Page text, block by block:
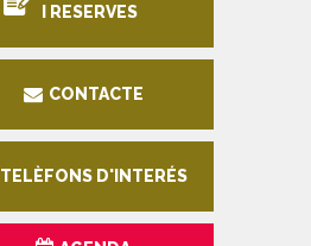
I RESERVES
CONTACTE
TELÈFONS D'INTERÉS